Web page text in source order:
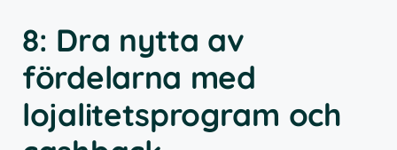
8: Dra nytta av
fördelarna med
lojalitetsprogram och